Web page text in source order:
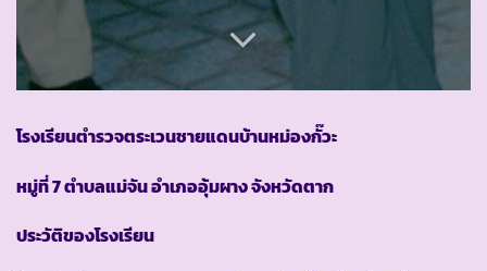
โรงเรียนตำรวจตระเวนชายแดนบ้านหม่องกั๊วะ
หมู่ที่ 7 ตำบลแม่จัน อำเภออุ้มผาง จังหวัดตาก
ประวัติของโรงเรียน